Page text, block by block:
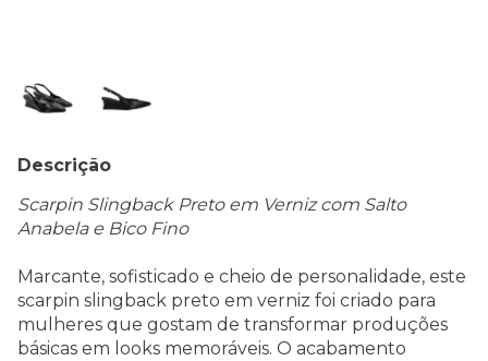
Descrição
Scarpin Slingback Preto em Verniz com Salto
Anabela e Bico Fino
Marcante, sofisticado e cheio de personalidade, este
scarpin slingback preto em verniz foi criado para
mulheres que gostam de transformar produções
básicas em looks memoráveis. O acabamento